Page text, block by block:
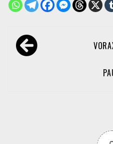
Navegación
de